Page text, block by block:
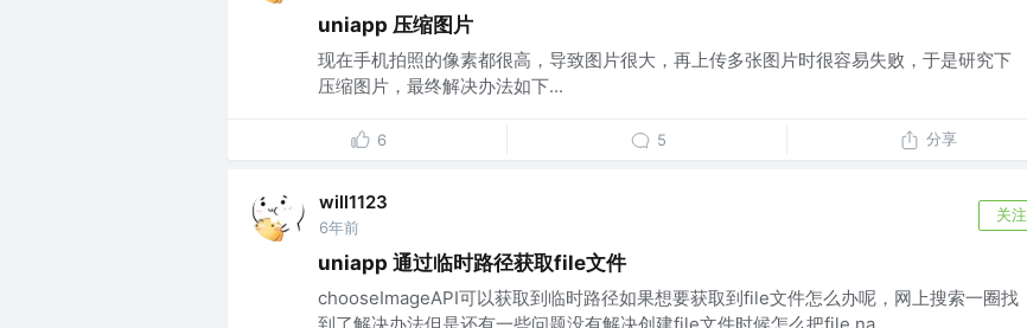
uniapp 压缩图片
现在手机拍照的像素都很高，导致图片很大，再上传多张图片时很容易失败，于是研究下
压缩图片，最终解决办法如下...
6 5 分享
will1123
6年前
关注
uniapp 通过临时路径获取file文件
chooseImageAPI可以获取到临时路径如果想要获取到file文件怎么办呢，网上搜索一圈找